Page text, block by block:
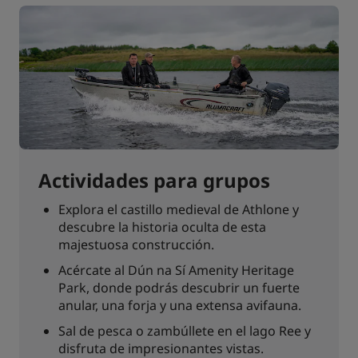
Actividades para grupos
Explora el castillo medieval de Athlone y
descubre la historia oculta de esta
majestuosa construcción.
Acércate al Dún na Sí Amenity Heritage
Park, donde podrás descubrir un fuerte
anular, una forja y una extensa avifauna.
Sal de pesca o zambúllete en el lago Ree y
disfruta de impresionantes vistas.